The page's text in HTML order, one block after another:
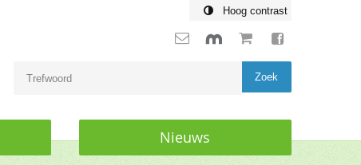
Hoog contrast
Nieuws